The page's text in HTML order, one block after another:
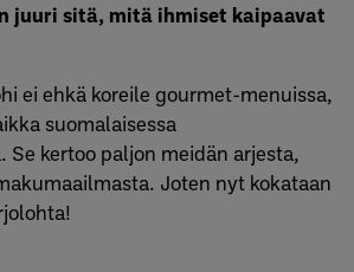
juuri sitä, mitä ihmiset kaipaavat
ei ehkä koreile gourmet-menuissa,
suomalaisessa
kertoo paljon meidän arjesta,
Joten nyt kokataan